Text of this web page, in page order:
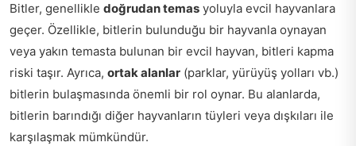
Bitler, genellikle doğrudan temas yoluyla evcil hayvanlara
geçer. Özellikle, bitlerin bulunduğu bir hayvanla oynayan
veya yakın temasta bulunan bir evcil hayvan, bitleri kapma
riski taşır. Ayrıca, ortak alanlar (parklar, yürüyüş yolları vb.)
bitlerin bulaşmasında önemli bir rol oynar. Bu alanlarda,
bitlerin barındığı diğer hayvanların tüyleri veya dışkıları ile
karşılaşmak mümkündür.